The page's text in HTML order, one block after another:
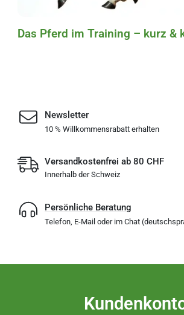
Das Pferd im Training – kurz &
Newsletter
10 % Willkommensrabatt erhalten
Versandkostenfrei ab 80 CHF
Innerhalb der Schweiz
Persönliche Beratung
Telefon, E-Mail oder im Chat